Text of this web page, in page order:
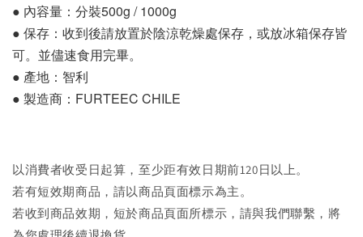
● 內容量：分裝500g / 1000g
● 保存：收到後請放置於陰涼乾燥處保存，或放冰箱保存皆
可。並儘速食用完畢。
● 產地：智利
● 製造商：FURTEEC CHILE
以消費者收受日起算，至少距有效日期前120日以上。
若有短效期商品，請以商品頁面標示為主。
若收到商品效期，短於商品頁面所標示，請與我們聯繫，將